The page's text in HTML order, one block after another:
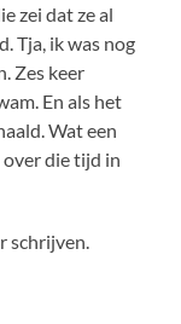
zei dat ze al
Tja, ik was nog
Zes keer
En als het
Wat een
die tijd in
schrijven.